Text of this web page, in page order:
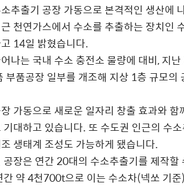
추출기 공장 가동으로 본격적인 생산에
천연가스에서 수소를 추출하는 장치인
14일 밝혔습니다.
나는 국내 수소 충전소 물량에 대비, 지
부품공장 일부를 개조해 지상 1층 규모
가동으로 새로운 일자리 창출 효과와
기대하고 있습니다. 또 수도권 인근의 수
생태계 조성도 가능하게 됐습니다.
공장은 연간 20대의 수소추출기를 제작
간 약 4천700t으로 이는 수소차(넥쏘 기